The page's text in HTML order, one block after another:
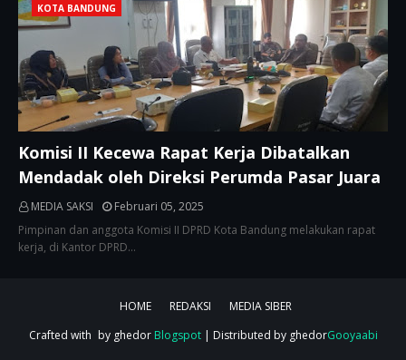
KOTA BANDUNG
Komisi II Kecewa Rapat Kerja Dibatalkan
Mendadak oleh Direksi Perumda Pasar Juara
MEDIA SAKSI
Februari 05, 2025
Pimpinan dan anggota Komisi II DPRD Kota Bandung melakukan rapat
kerja, di Kantor DPRD…
HOME REDAKSI
MEDIA SIBER
Crafted with by ghedor Blogspot| Distributed by ghedorGooyaabi